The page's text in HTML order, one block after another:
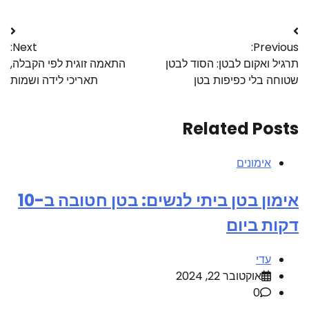
Previous:
תרגיל ואקום לבטן: הסוד לבטן
שטוחה בלי כפיפות בטן
Next:
התאמה זוגית לפי הקבלה,
תאריכי לידה ושמות
Related Posts
אימונים
אימון בטן ביתי לנשים: בטן חטובה ב-10
דקות ביום
עדי
אוקטובר 22, 2024
0